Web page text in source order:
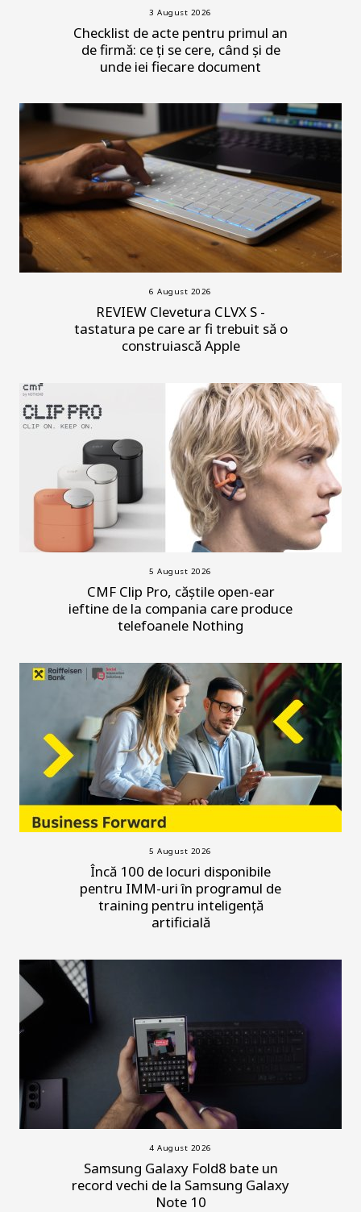
3 August 2026
Checklist de acte pentru primul an
de firmă: ce ți se cere, când și de
unde iei fiecare document
6 August 2026
REVIEW Clevetura CLVX S -
tastatura pe care ar fi trebuit să o
construiască Apple
5 August 2026
CMF Clip Pro, căștile open-ear
ieftine de la compania care produce
telefoanele Nothing
5 August 2026
Încă 100 de locuri disponibile
pentru IMM-uri în programul de
training pentru inteligență
artificială
4 August 2026
Samsung Galaxy Fold8 bate un
record vechi de la Samsung Galaxy
Note 10